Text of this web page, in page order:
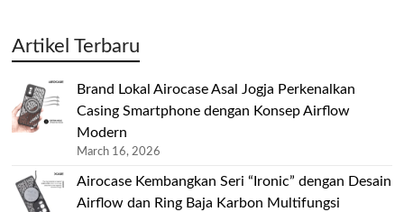
Artikel Terbaru
Brand Lokal Airocase Asal Jogja Perkenalkan
Casing Smartphone dengan Konsep Airflow
Modern
March 16, 2026
Airocase Kembangkan Seri “Ironic” dengan Desain
Airflow dan Ring Baja Karbon Multifungsi